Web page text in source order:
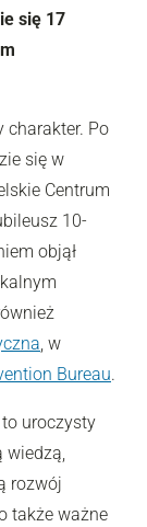
się 17
charakter. Po
się w
Centrum
10-
objął
, w
Bureau.
to uroczysty
wiedzą,
rozwój
także ważne